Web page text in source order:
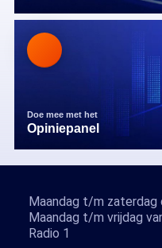
Doe mee met het
Opiniepanel
Maandag t/m zaterdag
Maandag t/m vrijdag
Radio 1